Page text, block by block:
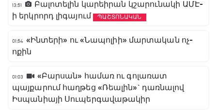
13:51
Բալոտելին կարեիրան կշարունակի ԱՄԷ-
ի երկրորդ լիգայում
ՊԱՇՏՈՆԱԿԱՆ
01:54 «Ինտերի» ու «Նապոլիի» մարտական ոչ-
ոքին
01:03
«Բարսան» համառ ու գոլառատ
պայքարում հաղթեց «Ռեալին»` դառնալով
Իսպանիայի Սուպերգավաթակիր